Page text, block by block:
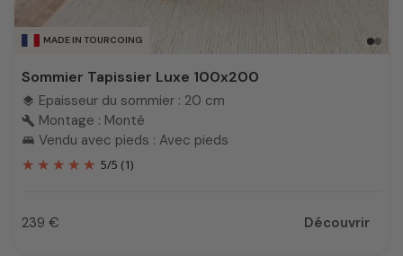
MADE IN TOURCOING
Sommier Tapissier Luxe 100x200
layers Epaisseur du sommier : 20 cm
build Montage : Monté
king_bed Vendu avec pieds : Avec pieds
5/5 (1)
Prix
239 € Découvrir